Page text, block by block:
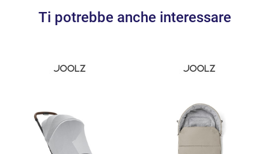
in una testa di cervo o in una seggiolina
- Fabbricato con materiali sostenibili
Dimensioni chiuso: 44x53x23.5 cm
Ti potrebbe anche interessare